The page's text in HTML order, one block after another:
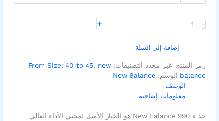
-
+
إضافة إلى السلة
رمز المنتج:غير محدد التصنيفات: From Size: 40 to 45, new
balance الوسم: New Balance
الوصف
معلومات إضافية
حذاء New Balance 990 هو الخيار الأمثل لمحبي الأداء العالي